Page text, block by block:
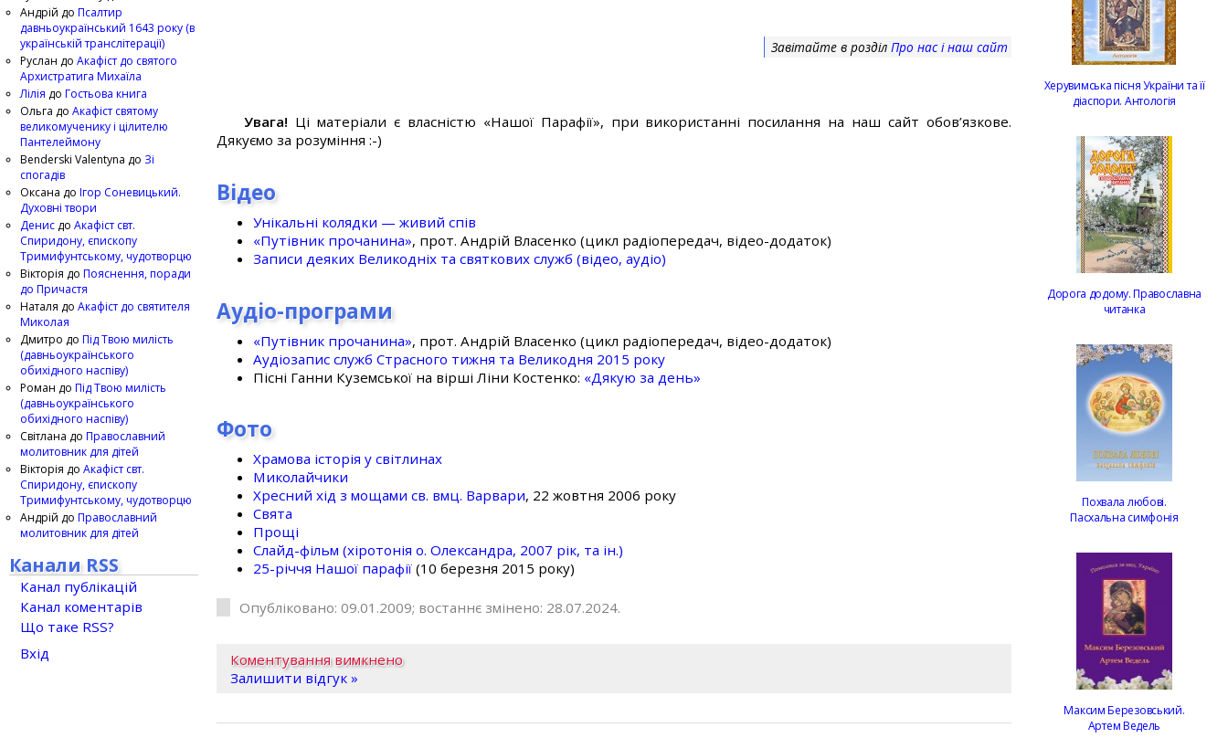
Завітайте в розділ Про нас і наш сайт
Увага! Ці матеріали є власністю «Нашої Парафії», при використанні посилання на наш сайт обов’язкове.
Дякуємо за розуміння :-)
Відео
Унікальні колядки — живий спів
«Путівник прочанина», прот. Андрій Власенко (цикл радіопередач, відео-додаток)
Записи деяких Великодніх та святкових служб (відео, аудіо)
Аудіо-програми
«Путівник прочанина», прот. Андрій Власенко (цикл радіопередач, відео-додаток)
Аудіозапис служб Страсного тижня та Великодня 2015 року
Пісні Ганни Куземської на вірші Ліни Костенко: «Дякую за день»
Фото
Храмова історія у світлинах
Миколайчики
Хресний хід з мощами св. вмц. Варвари, 22 жовтня 2006 року
Свята
Прощі
Слайд-фільм (хіротонія о. Олександра, 2007 рік, та ін.)
25-рiччя Нашої парафiї (10 березня 2015 року)
Опубліковано: 09.01.2009; востаннє змінено: 28.07.2024.
Коментування вимкнено
Залишити відгук »
Андрій до Псалтир
давньоукраїнський 1643 року (в
українській транслітерації)
Руслан до Акафіст до святого
Архистратига Михаїла
Лілія до Гостьова книга
Ольга до Акафіст святому
великомученику і цілителю
Пантелеймону
Benderski Valentyna до Зі
спогадів
Оксана до Ігор Соневицький.
Духовні твори
Денис до Акафіст свт.
Спиридону, єпископу
Тримифунтському, чудотворцю
Вікторія до Пояснення, поради
до Причастя
Наталя до Акафіст до святителя
Миколая
Дмитро до Під Твою милість
(давньоукраїнського
обихідного наспіву)
Роман до Під Твою милість
(давньоукраїнського
обихідного наспіву)
Світлана до Православний
молитовник для дітей
Вікторія до Акафіст свт.
Спиридону, єпископу
Тримифунтському, чудотворцю
Андрій до Православний
молитовник для дітей
Канали RSS
Канал публікацій
Канал коментарів
Що таке RSS?
Вхід
Херувимська пісня України та її
діаспори. Антологія
Дорога додому. Православна
читанка
Похвала любові.
Пасхальна симфонія
Максим Березовський.
Артем Ведель